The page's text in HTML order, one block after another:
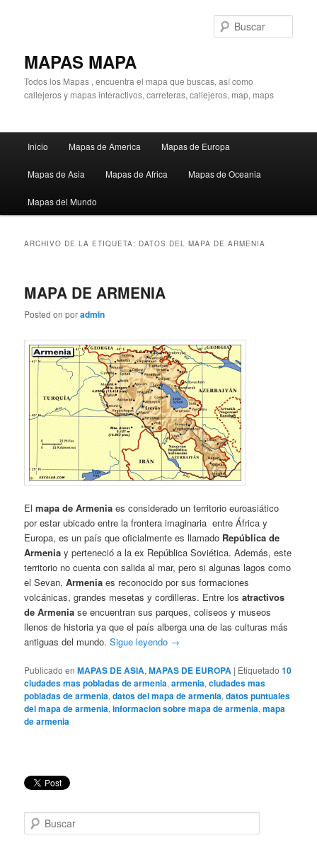
MAPAS MAPA
Todos los Mapas , encuentra el mapa que buscas, así como
callejeros y mapas interactivos, carreteras, callejeros, map, maps
principal
Inicio Mapas de America Mapas de Europa
Mapas de Asia Mapas de Africa Mapas de Oceania
Mapas del Mundo
ARCHIVO DE LA ETIQUETA: DATOS DEL MAPA DE ARMENIA
MAPA DE ARMENIA
Posted onporadmin
Elmapa de Armenia es considerado un territorio euroasiático
por estar ubicado entre la frontera imaginaria entre África y
Europa, es un país que oficialmente es llamado República de
Armenia y perteneció a la ex República Soviética. Además, este
territorio no cuenta con salida al mar, pero si algunas lagos como
el Sevan,Armenia es reconocido por sus formaciones
volcánicas, grandes mesetas y cordilleras. Entre losatractivos
de Armenia se encuentran sus parques, coliseos y museos
llenos de historia ya que el país alberga una de las culturas más
antiguas del mundo.Sigue leyendo →
Publicado en MAPAS DE ASIA,MAPAS DE EUROPA | Etiquetado 10
ciudades mas pobladas de armenia,armenia,ciudades mas
pobladas de armenia,datos del mapa de armenia,datos puntuales
del mapa de armenia,informacion sobre mapa de armenia,mapa
de armenia
u